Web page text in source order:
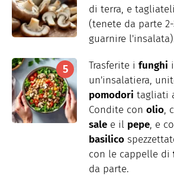
di terra, e
(tenete da parte
guarnire
Trasferite i funghi
un'insalatiera,
pomodori tagliati
Condite con olio,
sale e il pepe, e
basilico
con le cappelle di
da parte.